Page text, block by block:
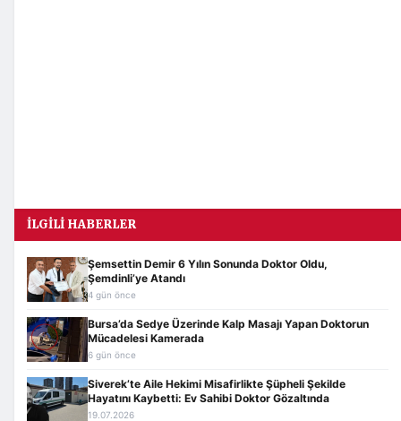
İLGILI HABERLER
Şemsettin Demir 6 Yılın Sonunda Doktor Oldu,
Şemdinli’ye Atandı
4 gün önce
Bursa’da Sedye Üzerinde Kalp Masajı Yapan Doktorun
Mücadelesi Kamerada
6 gün önce
Siverek’te Aile Hekimi Misafirlikte Şüpheli Şekilde
Hayatını Kaybetti: Ev Sahibi Doktor Gözaltında
19.07.2026